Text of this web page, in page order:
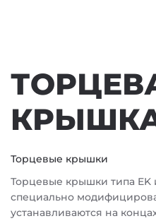
Торцевые крышки
Торцевые крышки типа EK
специально
устанавливаются на